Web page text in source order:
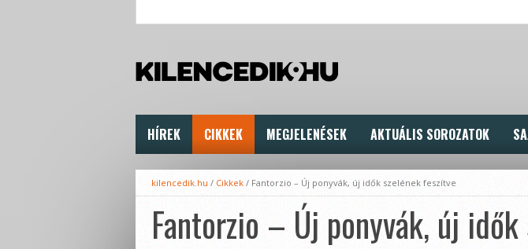
HÍREK CIKKEK MEGJELENÉSEK AKTUÁLIS SOROZATOK
kilencedik.hu / Cikkek / Fantorzio – Új ponyvák, új idők szelének feszítve
Fantorzio – Új ponyvák, új